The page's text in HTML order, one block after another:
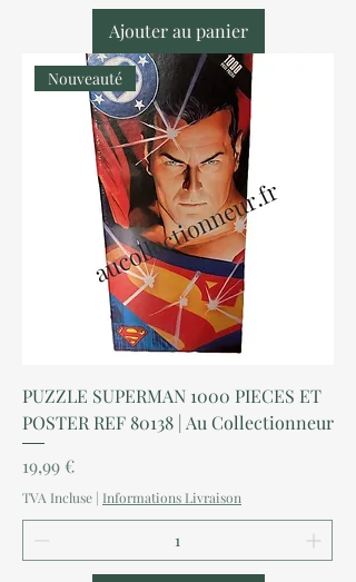
Ajouter au panier
Nouveauté
PUZZLE SUPERMAN 1000 PIECES ET
POSTER REF 80138 | Au Collectionneur
Prix
19,99 €
TVA Incluse | Informations Livraison